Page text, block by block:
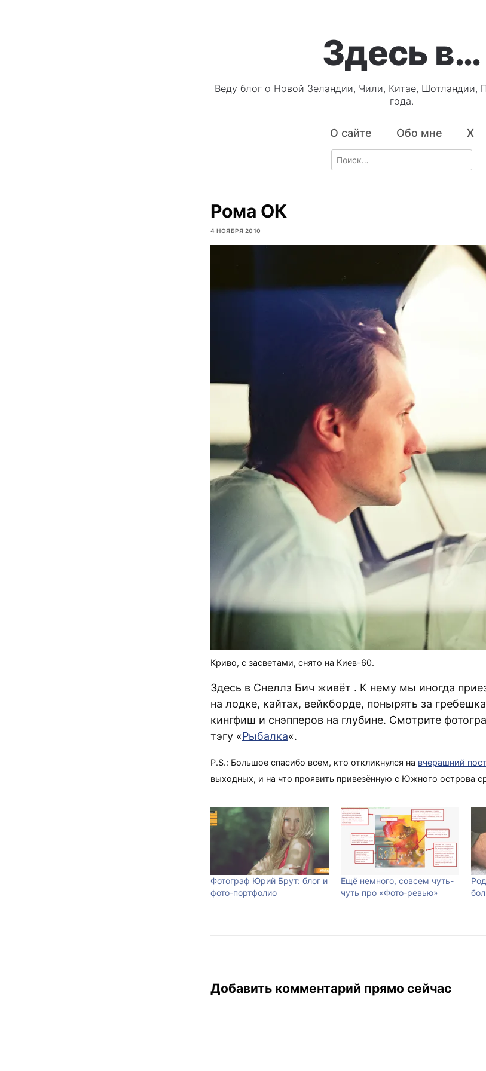
Здесь в…
Веду блог о Новой Зеландии, Чили, Китае, Шотландии,
года.
О сайте Обо мне X
Search
for:
Рома ОК
4 НОЯБРЯ 2010
Криво, с засветами, снято на Киев-60.
Здесь в Снеллз Бич живёт . К нему мы иногда
на лодке, кайтах, вейкборде, понырять за
кингфиш и снэпперов на глубине. Смотрите
тэгу «Рыбалка«.
P.S.: Большое спасибо всем, кто откликнулся на вчерашний пост
выходных, и на что проявить привезённую с Южного острова
Фотограф Юрий Брут: блог и
фото-портфолио
Ещё немного, совсем чуть-
чуть про «Фото-ревью»
Добавить комментарий прямо сейчас